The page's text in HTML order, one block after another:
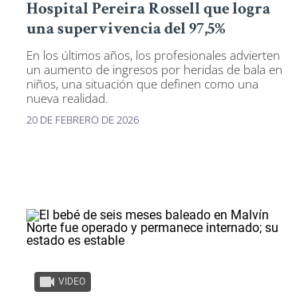
Hospital Pereira Rossell que logra
una supervivencia del 97,5%
En los últimos años, los profesionales advierten
un aumento de ingresos por heridas de bala en
niños, una situación que definen como una
nueva realidad.
20 DE FEBRERO DE 2026
VIDEO